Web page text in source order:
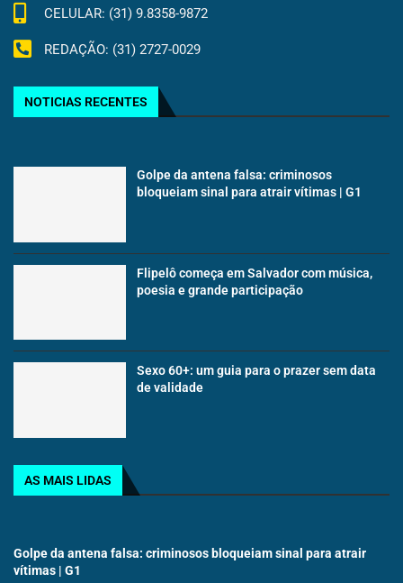
CELULAR: (31) 9.8358-9872
REDAÇÃO: (31) 2727-0029
NOTICIAS RECENTES
Golpe da antena falsa: criminosos
bloqueiam sinal para atrair vítimas | G1
Flipelô começa em Salvador com música,
poesia e grande participação
Sexo 60+: um guia para o prazer sem data
de validade
AS MAIS LIDAS
Golpe da antena falsa: criminosos bloqueiam sinal para atrair
vítimas | G1